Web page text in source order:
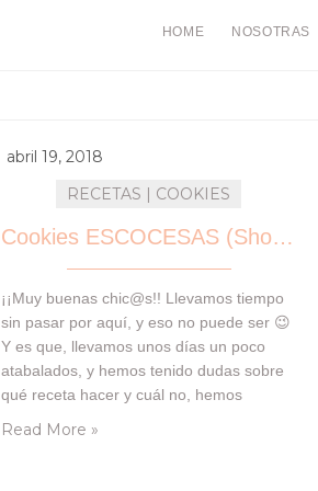
HOME NOSOTRAS
abril 19, 2018
RECETAS | COOKIES
Cookies ESCOCESAS (Shortbread)
¡¡Muy buenas chic@s!! Llevamos tiempo
sin pasar por aquí, y eso no puede ser 😉
Y es que, llevamos unos días un poco
atabalados, y hemos tenido dudas sobre
qué receta hacer y cuál no, hemos
Read More »